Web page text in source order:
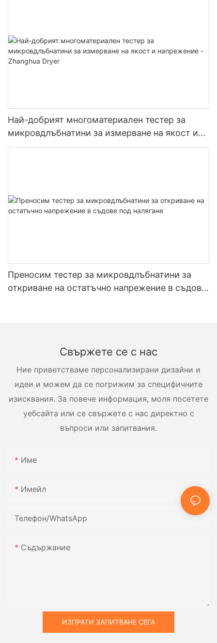
Най-добрият многоматериален тестер за
микровдлъбнатини за измерване на якост и
напрежение - Zhanghua Dryer
Преносим тестер за микровдлъбнатини за
откриване на остатъчно напрежение в съдове
Свържете се с нас
Ние приветстваме персонализирани дизайни и
идеи и можем да се погрижим за специфичните
изисквания. За повече информация, моля посетете
уебсайта или се свържете с нас директно с
въпроси или запитвания.
Име
Имейл
Телефон/WhatsApp
Съдържание
ИЗПРАТИ ЗАПИТВАНЕ СЕГА